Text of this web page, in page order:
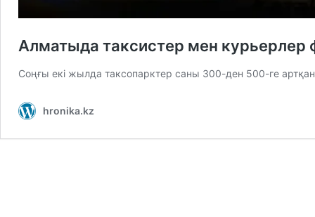
Алматыда таксистер мен курьерлер
Соңғы екі жылда таксопарктер саны 300-ден 500-ге артқан
hronika.kz